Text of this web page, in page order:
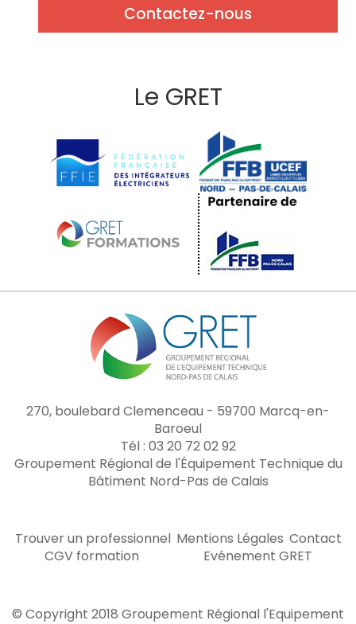
Contactez-nous
Le GRET
270, boulebard Clemenceau - 59700 Marcq-en-
Baroeul
Tél : 03 20 72 02 92
Groupement Régional de l'Équipement Technique du
Bâtiment Nord-Pas de Calais
Trouver un professionnel Mentions Légales Contact
CGV formation
Evénement GRET
© Copyright 2018 Groupement Régional l'Equipement